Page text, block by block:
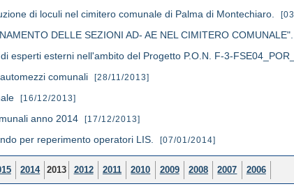
di loculi nel cimitero comunale di Palma di Montechiaro.
DELLE SEZIONI AD- AE NEL CIMITERO COMUNALE".
esperti esterni nell'ambito del Progetto P.O.N. F-3-
comunali [28/11/2013]
[16/12/2013]
anno 2014 [17/12/2013]
per reperimento operatori LIS. [07/01/2014]
2014 2013 2012 2011 2010 2009 2008 2007 2006